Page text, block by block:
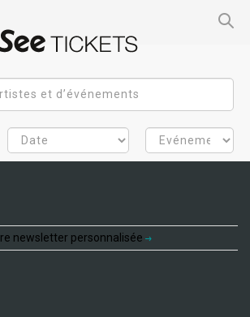
newsletter personnalisée